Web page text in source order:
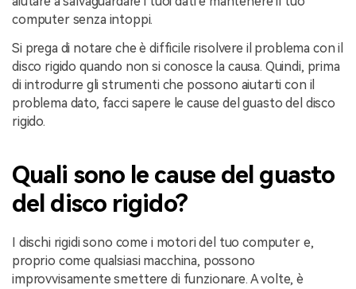
computer senza intoppi.
Si prega di notare che è difficile risolvere il problema con il
disco rigido quando non si conosce la causa. Quindi, prima
di introdurre gli strumenti che possono aiutarti con il
problema dato, facci sapere le cause del guasto del disco
rigido.
Quali sono le cause del guasto
del disco rigido?
I dischi rigidi sono come i motori del tuo computer e,
proprio come qualsiasi macchina, possono
improvvisamente smettere di funzionare. A volte, è